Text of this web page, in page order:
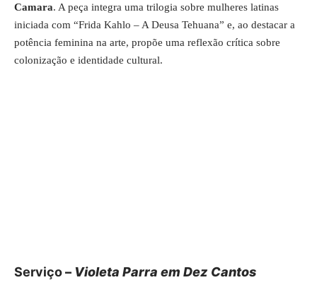
Camara. A peça integra uma trilogia sobre mulheres latinas
iniciada com “Frida Kahlo – A Deusa Tehuana” e, ao destacar a
potência feminina na arte, propõe uma reflexão crítica sobre
colonização e identidade cultural.
Serviço– Violeta Parra em Dez Cantos